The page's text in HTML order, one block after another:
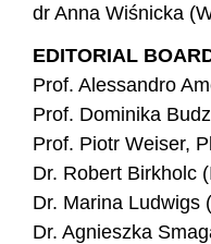
dr Anna Wiśnicka
EDITORIAL
Prof. Alessandro
Prof. Dominika
Prof. Piotr Weiser,
Dr. Robert Birkholc
Dr. Marina Ludwigs
Dr. Agnieszka